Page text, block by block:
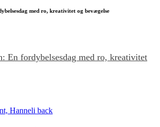
med ro, kreativitet og bevægelse
En fordybelsesdag med ro, kreativitet